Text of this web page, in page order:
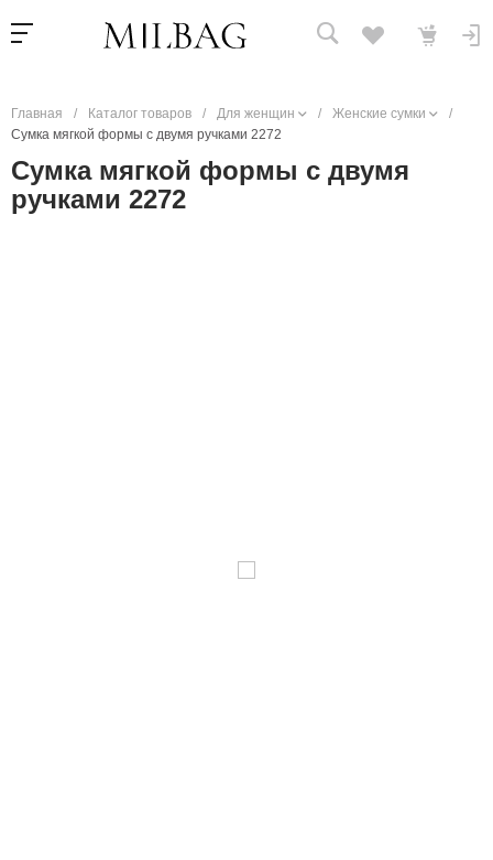
Главная / Каталог товаров / Для женщин / Женские сумки
/
Сумка мягкой формы с двумя ручками 2272
Сумка мягкой формы с двумя
ручками 2272